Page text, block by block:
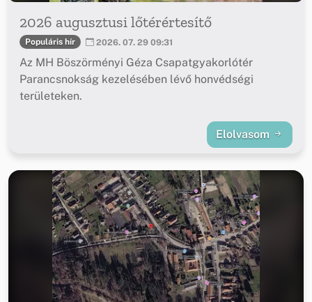
2026 augusztusi lőtérértesítő
Populáris hír 2026. 07. 29 09:31
Az MH Böszörményi Géza Csapatgyakorlótér
Parancsnokság kezelésében lévő honvédségi
területeken.
Elolvasom